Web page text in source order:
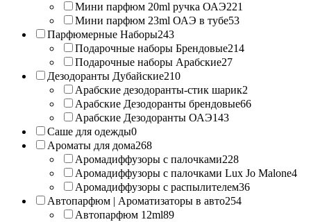
Мини парфюм 20ml ручка ОАЭ221
Мини парфюм 23ml ОАЭ в тубе53
Парфюмерные Наборы243
Подарочные наборы Брендовые214
Подарочные наборы Арабские27
Дезодоранты Дубайские210
Арабские дезодоранты-стик шарик2
Арабские Дезодоранты брендовые66
Арабские Дезодоранты ОАЭ143
Саше для одежды0
Ароматы для дома268
Аромадиффузоры с палочками228
Аромадиффузоры с палочками Lux Jo Malone4
Аромадиффузоры с распылителем36
Автопарфюм | Ароматизаторы в авто254
Автопарфюм 12ml89